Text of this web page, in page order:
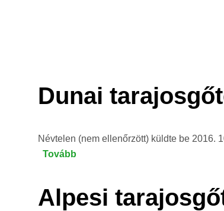
Dunai
Névtelen (nem ellenőrzött) küldte be 2016.
Tovább
Alpesi